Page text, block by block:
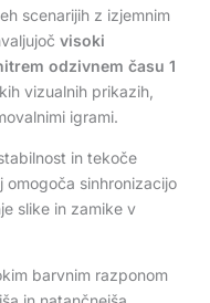
scenarijih z izjemnim
visoki
odzivnem času 1
vizualnih prikazih,
igrami.
in tekoče
sinhronizacijo
slike in zamike v
barvnim razponom